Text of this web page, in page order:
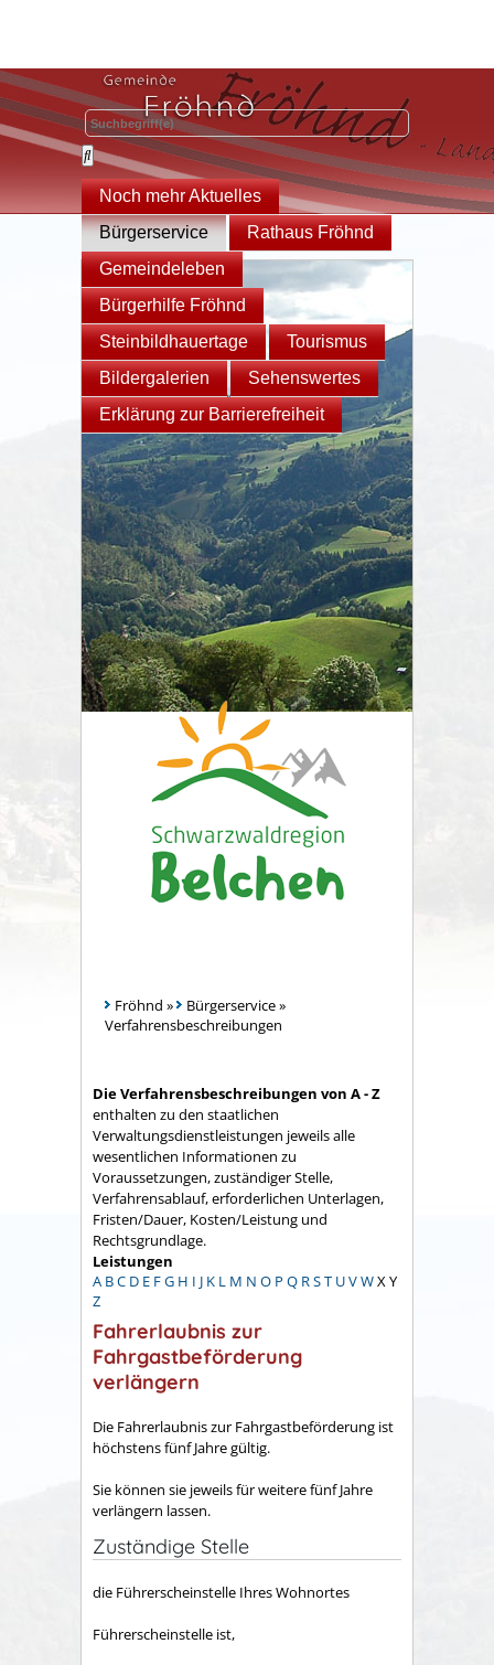
Noch mehr Aktuelles
Bürgerservice
Rathaus Fröhnd
Gemeindeleben
Bürgerhilfe Fröhnd
Steinbildhauertage
Tourismus
Bildergalerien
Sehenswertes
Erklärung zur Barrierefreiheit
Fröhnd » Bürgerservice»
Verfahrensbeschreibungen
Die Verfahrensbeschreibungen von A - Z
enthalten zu den staatlichen
Verwaltungsdienstleistungen jeweils alle
wesentlichen Informationen zu
Voraussetzungen, zuständiger Stelle,
Verfahrensablauf, erforderlichen Unterlagen,
Fristen/Dauer, Kosten/Leistung und
Rechtsgrundlage.
Leistungen
A BC D E FG H I J K L M N O P Q RST UVWX Y
Z
Fahrerlaubnis zur
Fahrgastbeförderung
verlängern
Die Fahrerlaubnis zur Fahrgastbeförderung ist
höchstens fünf Jahre gültig.
Sie können sie jeweils für weitere fünf Jahre
verlängern lassen.
Zuständige Stelle
die Führerscheinstelle Ihres Wohnortes
Führerscheinstelle ist,